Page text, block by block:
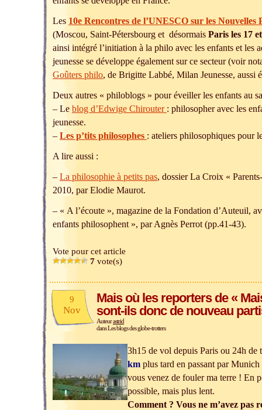
Les 10e Rencontres de l’UNESCO sur les Nouvelles
(Moscou, Saint-Pétersbourg et désormais Paris les 17
ainsi intégré l’initiation à la philo avec les enfants et les
jeunesse se développe également sur ce secteur (voir
Goûters philo, de Brigitte Labbé, Milan Jeunesse, aussi
Deux autres « philoblogs » pour éveiller les enfants au
– Le blog d’Edwige Chirouter : philosopher avec les
jeunesse.
– Les p’tits philosophes : ateliers philosophiques pour
A lire aussi :
– La philosophie à petits pas, dossier La Croix «
2010, par Elodie Maurot.
– « A l’écoute », magazine de la Fondation d’Auteuil,
enfants philosophent », par Agnès Perrot (pp.41-43).
Vote pour cet article
7 vote(s)
9
Nov
Mais où les reporters de «
sont-ils donc de nouveau
Auteurastrid
dansLes blogs des globe-trotters
3h15 de vol depuis Paris ou 24h de
km plus tard en passant par Munich
vous venez de fouler ma terre ! En
possible, mais plus lent.
Comment ? Vous ne m’avez pas